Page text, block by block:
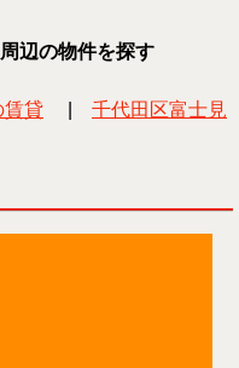
辺の物件を探す
賃貸
千代田区富士見